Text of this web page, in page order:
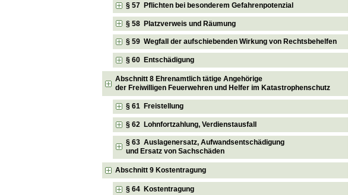
§ 57 Pflichten bei besonderem Gefahrenpotenzial
§ 58 Platzverweis und Räumung
§ 59 Wegfall der aufschiebenden Wirkung von Rechtsbehelfen
§ 60 Entschädigung
Abschnitt 8 Ehrenamtlich tätige Angehörige
der Freiwilligen Feuerwehren und Helfer im Katastrophenschutz
§ 61 Freistellung
§ 62 Lohnfortzahlung, Verdienstausfall
§ 63 Auslagenersatz, Aufwandsentschädigung
und Ersatz von Sachschäden
Abschnitt 9 Kostentragung
§ 64 Kostentragung